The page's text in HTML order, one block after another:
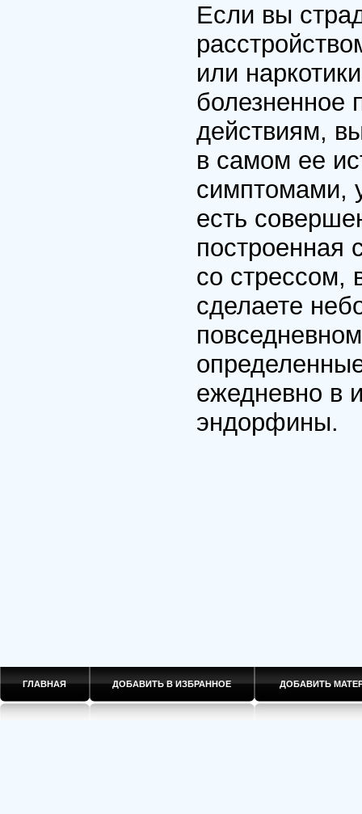
Если вы
или
болезненное
действиям,
в самом ее
симптомами,
есть
построенная
со
сделаете
ежедневно в
эндорфины.
ГЛАВНАЯ ДОБАВИТЬ В ИЗБРАННОЕ ДОБАВИТЬ